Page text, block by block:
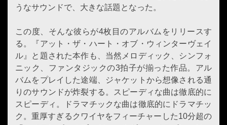
うなサウンドで、大きな話題となった。
この度、そんな彼らが4枚目のアルバムをリリースす
る。『アット・ザ・ハート・オブ・ウィンターヴェイ
ル』と題された本作も、当然メロディック、シンフォ
ニック、ファンタジックの3拍子が揃った作品。アル
バムをプレイした途端、ジャケットから想像される通
りのサウンドが炸裂する。スピーディな曲は徹底的に
スピーディ。ドラマチックな曲は徹底的にドラマチッ
ク。重厚すぎるクワイヤをフィーチャーした10分超の